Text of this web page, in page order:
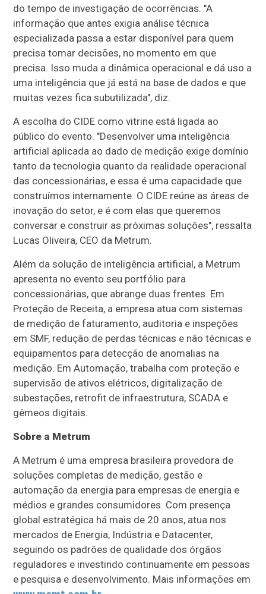
do tempo de investigação de ocorrências. "A
informação que antes exigia análise técnica
especializada passa a estar disponível para quem
precisa tomar decisões, no momento em que
precisa. Isso muda a dinâmica operacional e dá uso a
uma inteligência que já está na base de dados e que
muitas vezes fica subutilizada", diz.
A escolha do CIDE como vitrine está ligada ao
público do evento. "Desenvolver uma inteligência
artificial aplicada ao dado de medição exige domínio
tanto da tecnologia quanto da realidade operacional
das concessionárias, e essa é uma capacidade que
construímos internamente. O CIDE reúne as áreas de
inovação do setor, e é com elas que queremos
conversar e construir as próximas soluções", ressalta
Lucas Oliveira, CEO da Metrum.
Além da solução de inteligência artificial, a Metrum
apresenta no evento seu portfólio para
concessionárias, que abrange duas frentes. Em
Proteção de Receita, a empresa atua com sistemas
de medição de faturamento, auditoria e inspeções
em SMF, redução de perdas técnicas e não técnicas e
equipamentos para detecção de anomalias na
medição. Em Automação, trabalha com proteção e
supervisão de ativos elétricos, digitalização de
subestações, retrofit de infraestrutura, SCADA e
gêmeos digitais.
Sobre a Metrum
A Metrum é uma empresa brasileira provedora de
soluções completas de medição, gestão e
automação da energia para empresas de energia e
médios e grandes consumidores. Com presença
global estratégica há mais de 20 anos, atua nos
mercados de Energia, Indústria e Datacenter,
seguindo os padrões de qualidade dos órgãos
reguladores e investindo continuamente em pessoas
e pesquisa e desenvolvimento. Mais informações em